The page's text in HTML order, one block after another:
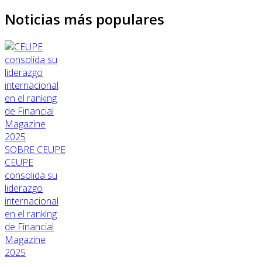
Noticias más populares
SOBRE CEUPE
CEUPE
consolida su
liderazgo
internacional
en el ranking
de Financial
Magazine
2025